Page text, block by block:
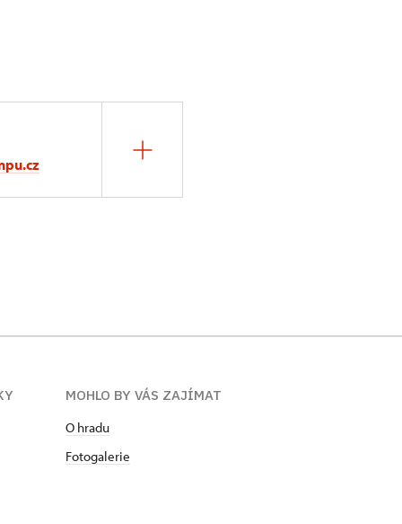
MOHLO BY VÁS ZAJÍMAT
O hradu
Fotogalerie